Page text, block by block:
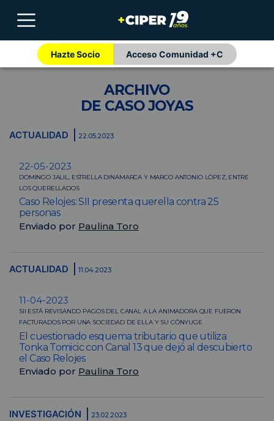
Hazte Socio Acceso Comunidad +C
ARCHIVO
DE CASO JOYAS
ACTUALIDAD 22.05.2023
22-05-2023
DOMINGO JALIL, ESTRELLA DINAMARCA Y MARCO ANTONIO LÓPEZ, ENTRE
LOS QUERELLADOS
Caso Relojes: SII presenta querella contra 25
personas
Enviado por Paulina Toro
ACTUALIDAD 11.04.2023
11-04-2023
SII ESTÁ REVISANDO PAGOS DEL CANAL A LA ANIMADORA QUE FUERON
FACTURADOS POR UNA SOCIEDAD DE ELLA Y SU CÓNYUGE
El cuestionado esquema tributario que utiliza
Tonka Tomicic con Canal 13 que dejó al descubierto
el Caso Relojes
Enviado por Paulina Toro
INVESTIGACIÓN 23.02.2023